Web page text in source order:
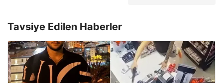
Tavsiye Edilen Haberler